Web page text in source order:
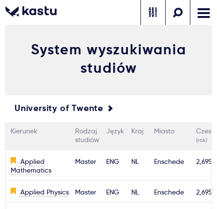
Powiadomienia
Formularz aplikacyjny
Zadzwoń Bezpłatne konsultacje Kontakt
Gdzie studiować?
System wyszukiwania
studiów
University of Twente
Kierunek
Rodzaj
studiów
Język Kraj Miasto
(rok)
Applied
Mathematics
Master ENG NL Enschede 2,695€
Applied Physics Master ENG NL Enschede 2,695€